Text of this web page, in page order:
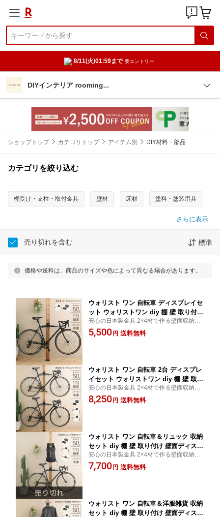
8/11(火)01:59まで 要エントリー
DIYインテリア rooming
ショップトップ カテゴリトップ アイテム別 DIY材料・部品
カテゴリを絞り込む
棚受け・支柱・取付金具 壁材 床材 塗料・塗装用具
さらに表示
売り切れを含む 標準
価格や送料は、商品のサイズや色によって異なる場合があります。
ウォリスト ワン 自転車 ディスプレイセ
ット ウォリストワン diy 棚 壁 取り付け
自転車ラック サイクルラック ディスプ
レイスタンド ラック 収納 高さ調整 デ
安心の日本製金具 2×4材で作る壁面収納パ
ーツセット
5,500 円 送料無料
ウォリスト ワン 自転車 2台 ディスプレ
イセット ウォリストワン diy 棚 壁 取り
付け サイクルラック ディスプレイスタ
ンド 自転車ラック 高さ調整 自転車スタ
安心の日本製金具 2×4材で作る壁面収納パ
ーツセット
8,250 円 送料無料
ウォリスト ワン 自転車＆リュック 収納
セット diy 棚 壁 取り付け 壁面ディスプ
レイ ウォールラック ラック 収納 自転
車ラック 高さ調整 壁面収納 突っ張り
安心の日本製金具 2×4材で作る壁面収納パ
ーツセット
7,700 円 送料無料
ウォリスト ワン 自転車＆洋服雑貨 収納
セット diy 棚 壁 取り付け 壁面ディスプ